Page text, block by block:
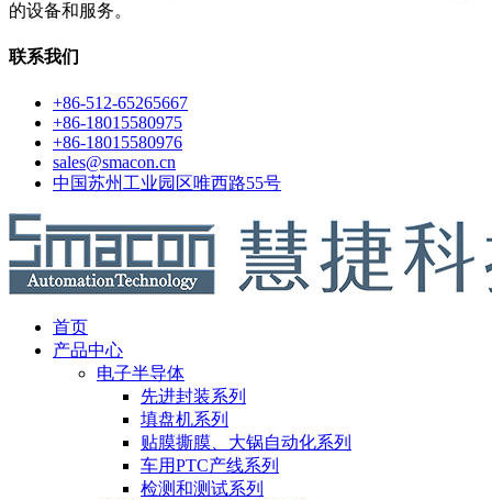
的设备和服务。
联系我们
+86-512-65265667
+86-18015580975
+86-18015580976
sales@smacon.cn
中国苏州工业园区唯西路55号
首页
产品中心
电子半导体
先进封装系列
填盘机系列
贴膜撕膜、大锅自动化系列
车用PTC产线系列
检测和测试系列